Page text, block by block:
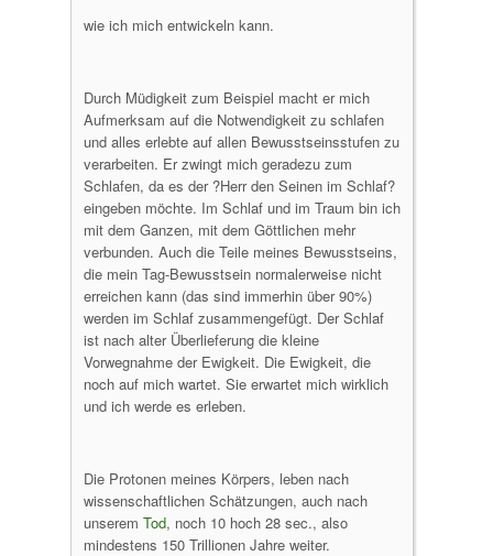
wie ich mich entwickeln kann.
Durch Müdigkeit zum Beispiel macht er mich
Aufmerksam auf die Notwendigkeit zu schlafen
und alles erlebte auf allen Bewusstseinsstufen zu
verarbeiten. Er zwingt mich geradezu zum
Schlafen, da es der ?Herr den Seinen im Schlaf?
eingeben möchte. Im Schlaf und im Traum bin ich
mit dem Ganzen, mit dem Göttlichen mehr
verbunden. Auch die Teile meines Bewusstseins,
die mein Tag-Bewusstsein normalerweise nicht
erreichen kann (das sind immerhin über 90%)
werden im Schlaf zusammengefügt. Der Schlaf
ist nach alter Überlieferung die kleine
Vorwegnahme der Ewigkeit. Die Ewigkeit, die
noch auf mich wartet. Sie erwartet mich wirklich
und ich werde es erleben.
Die Protonen meines Körpers, leben nach
wissenschaftlichen Schätzungen, auch nach
unserem Tod, noch 10 hoch 28 sec., also
mindestens 150 Trillionen Jahre weiter.